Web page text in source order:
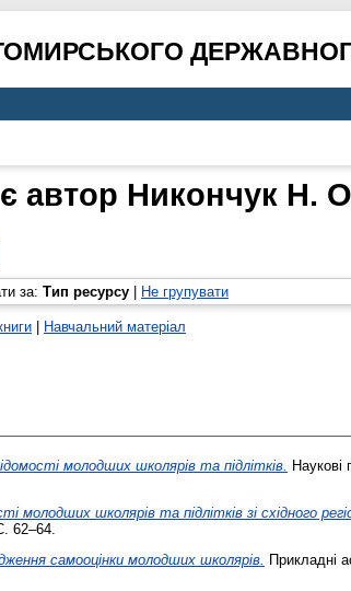
автор Никончук Н.
за: Тип ресурсу Не групувати
Навчальний матеріал
молодших школярів та підлітків. Наукові
молодших школярів та підлітків зі східного
62–64.
самооцінки молодших школярів.
Прикладні